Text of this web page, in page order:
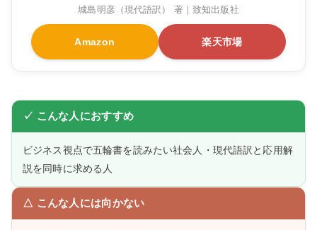
城島明彦（現代語訳） 著｜致知出版社
Amazon 楽天市場
✓ こんな人におすすめ
ビジネス視点で五輪書を読みたい社会人・現代語訳と応用解
説を同時に求める人
△ こんな人には向かない